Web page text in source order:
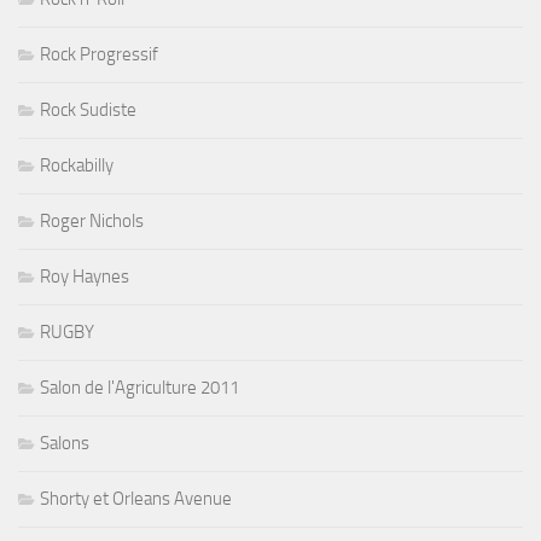
Rock Progressif
Rock Sudiste
Rockabilly
Roger Nichols
Roy Haynes
RUGBY
Salon de l'Agriculture 2011
Salons
Shorty et Orleans Avenue